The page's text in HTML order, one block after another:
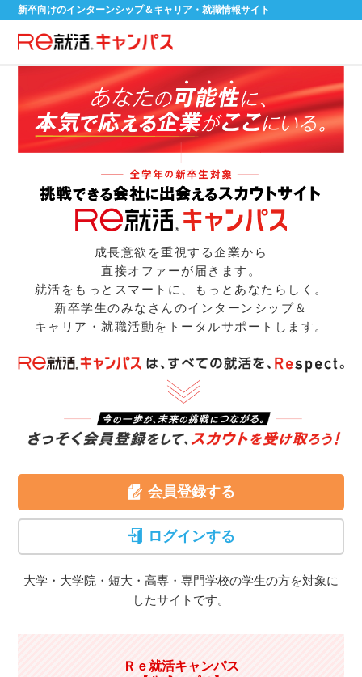
新卒向けのインターンシップ＆キャリア・就職情報サイト
成長意欲を重視する企業から
直接オファーが届きます。
就活をもっとスマートに、もっとあなたらしく。
新卒学生のみなさんのインターンシップ＆
キャリア・就職活動をトータルサポートします。
会員登録する
ログインする
大学・大学院・短大・高専・専門学校の学生の方を対象に
したサイトです。
Ｒｅ就活キャンパス